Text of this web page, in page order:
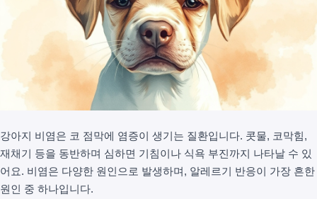
강아지 비염은 코 점막에 염증이 생기는 질환입니다. 콧물, 코막힘,
재채기 등을 동반하며 심하면 기침이나 식욕 부진까지 나타날 수 있
어요. 비염은 다양한 원인으로 발생하며, 알레르기 반응이 가장 흔한
원인 중 하나입니다.